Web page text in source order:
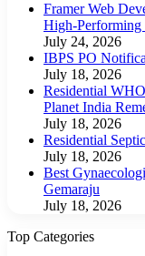
Framer Web
High-Performing
July 24, 2026
IBPS PO
July 18, 2026
Residential
Planet India
July 18, 2026
Residential
July 18, 2026
Best
Gemaraju
July 18, 2026
Top Categories